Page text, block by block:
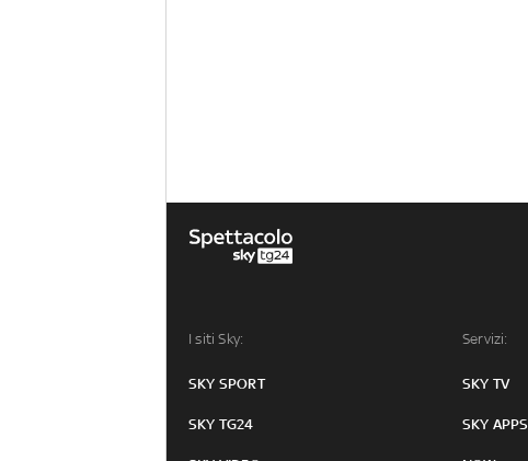
I siti Sky:
SKY SPORT
SKY TG24
Servizi:
SKY TV
SKY APPS